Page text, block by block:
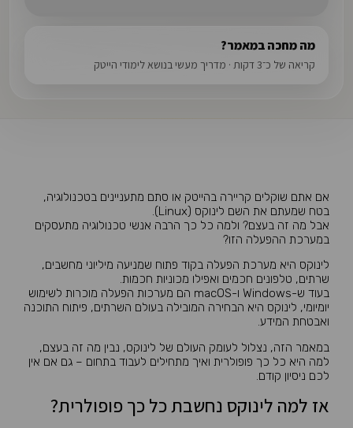
מה מחכה במאמר?
קריאה של כ־3 דקות · מדריך מעשי בנושא לימודי הייטק
אם אתם שוקלים קריירה בהייטק או סתם מתעניינים בטכנולוגיה,
בטח שמעתם את השם לינוקס (Linux).
אבל מה זה בעצם? ולמה כל כך הרבה אנשי טכנולוגיה מתעסקים
במערכת ההפעלה הזו?
לינוקס היא מערכת הפעלה בקוד פתוח שמניעה מיליוני מחשבים,
שרתים, טלפונים חכמים ואפילו מכוניות חכמות.
בעוד ש-Windows ו-macOS הם מערכות הפעלה מוכרות לשימוש
יומיומי, לינוקס היא הבחירה המובילה בעולם השרתים, פיתוח התוכנה
ואבטחת המידע.
במאמר הזה, נצלול לעומק העולם של לינוקס, נבין מה זה בעצם,
למה היא כל כך פופולרית ואיך מתחילים לעבוד בתחום – גם אם אין
לכם ניסיון קודם.
אז למה לינוקס נחשבת כל כך פופולרית?